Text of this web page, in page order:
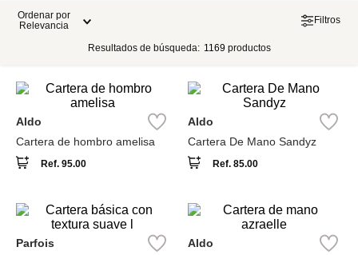
Ordenar por
Relevancia
Filtros
Resultados de búsqueda: 1169 productos
Aldo
Cartera de hombro amelisa
Ref. 95.00
Aldo
Cartera De Mano Sandyz
Ref. 85.00
Parfois
Aldo